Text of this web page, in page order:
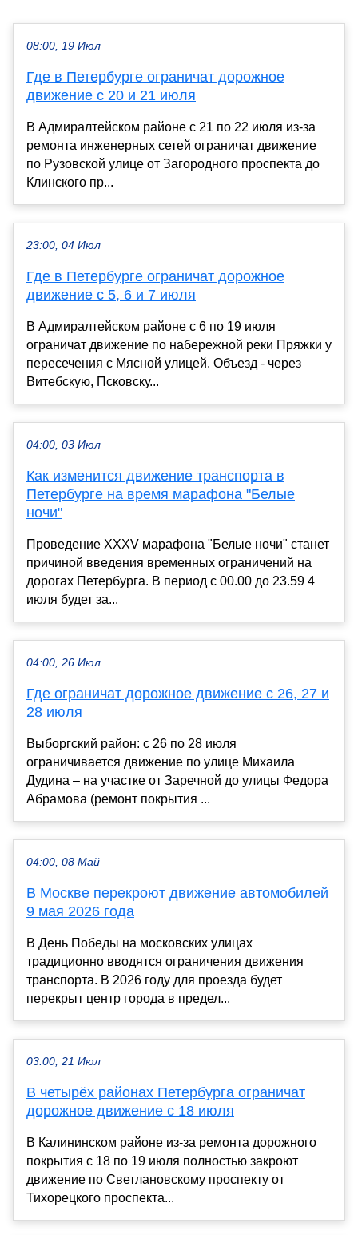
08:00, 19 Июл
Где в Петербурге ограничат дорожное
движение с 20 и 21 июля
В Адмиралтейском районе с 21 по 22 июля из-за
ремонта инженерных сетей ограничат движение
по Рузовской улице от Загородного проспекта до
Клинского пр...
23:00, 04 Июл
Где в Петербурге ограничат дорожное
движение с 5, 6 и 7 июля
В Адмиралтейском районе с 6 по 19 июля
ограничат движение по набережной реки Пряжки у
пересечения с Мясной улицей. Объезд - через
Витебскую, Псковску...
04:00, 03 Июл
Как изменится движение транспорта в
Петербурге на время марафона "Белые
ночи"
Проведение XXXV марафона "Белые ночи" станет
причиной введения временных ограничений на
дорогах Петербурга. В период с 00.00 до 23.59 4
июля будет за...
04:00, 26 Июл
Где ограничат дорожное движение с 26, 27 и
28 июля
Выборгский район: с 26 по 28 июля
ограничивается движение по улице Михаила
Дудина – на участке от Заречной до улицы Федора
Абрамова (ремонт покрытия ...
04:00, 08 Май
В Москве перекроют движение автомобилей
9 мая 2026 года
В День Победы на московских улицах
традиционно вводятся ограничения движения
транспорта. В 2026 году для проезда будет
перекрыт центр города в предел...
03:00, 21 Июл
В четырёх районах Петербурга ограничат
дорожное движение с 18 июля
В Калининском районе из-за ремонта дорожного
покрытия с 18 по 19 июля полностью закроют
движение по Светлановскому проспекту от
Тихорецкого проспекта...